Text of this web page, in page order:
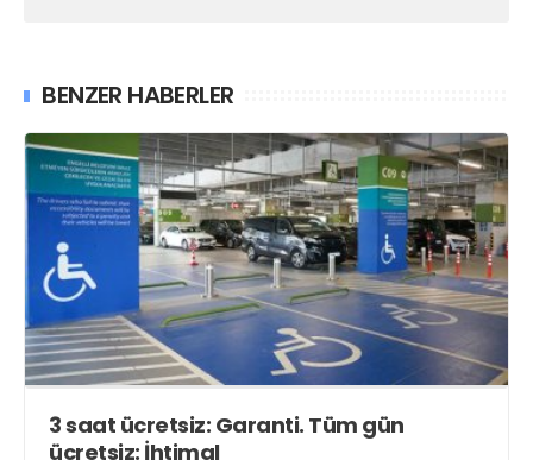
BENZER HABERLER
3 saat ücretsiz: Garanti. Tüm gün
ücretsiz: İhtimal